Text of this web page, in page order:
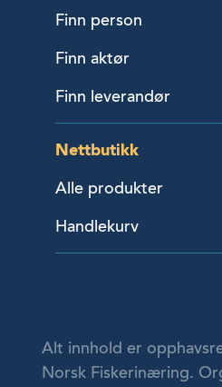
Finn person
Finn aktør
Finn leverandør
Nettbutikk
Alle produkter
Handlekurv
Alt innhold er
Norsk Fiskerinæring.